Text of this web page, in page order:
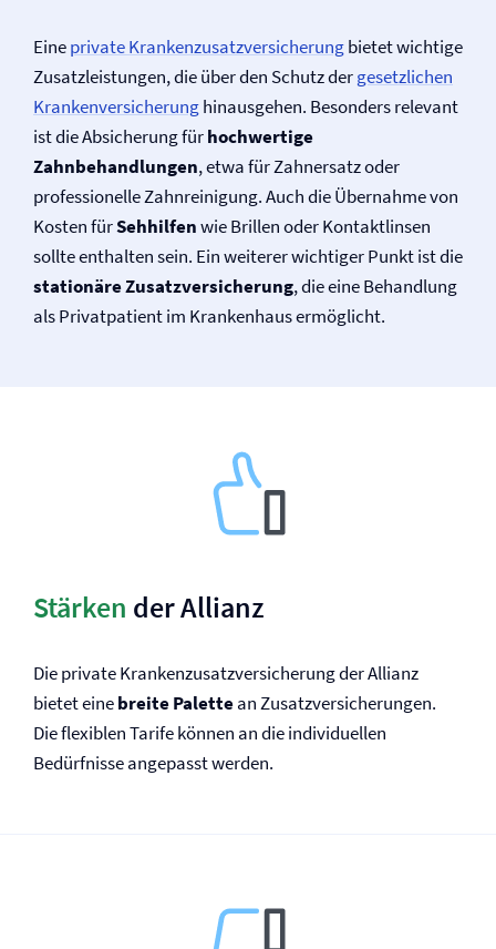
Eineprivate Krankenzusatz­versicherungbietet wichtige
Zusatzleistungen, die über den Schutz dergesetzlichen
Kranken­versicherunghinausgehen. Besonders relevant
ist die Absicherung fürhochwertige
Zahnbehandlungen, etwa für Zahnersatz oder
professionelle Zahnreinigung. Auch die Übernahme von
Kosten fürSehhilfenwie Brillen oder Kontaktlinsen
sollte enthalten sein. Ein weiterer wichtiger Punkt ist die
stationäre Zusatz­versicherung, die eine Behandlung
als Privatpatient im Krankenhaus ermöglicht.
Stärken der Allianz
Die private Krankenzusatz­versicherung der Allianz
bietet einebreite Palettean Zusatz­versicherungen.
Die flexiblen Tarife können an die individuellen
Bedürfnisse angepasst werden.